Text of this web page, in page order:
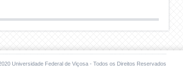
Universidade Federal de Viçosa - Todos os Direitos Reservados